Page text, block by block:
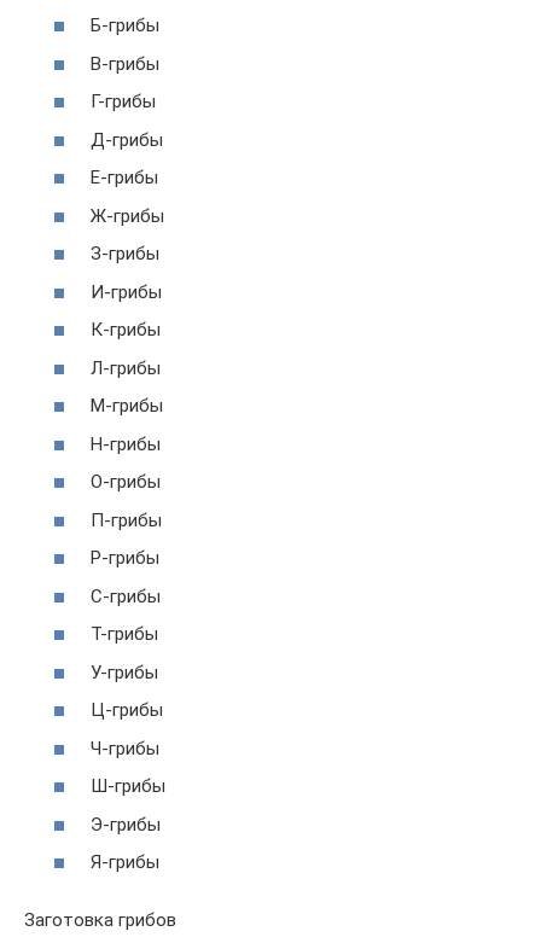
Б-грибы
В-грибы
Г-грибы
Д-грибы
Е-грибы
Ж-грибы
З-грибы
И-грибы
К-грибы
Л-грибы
М-грибы
Н-грибы
О-грибы
П-грибы
Р-грибы
С-грибы
Т-грибы
У-грибы
Ц-грибы
Ч-грибы
Ш-грибы
Э-грибы
Я-грибы
Заготовка грибов